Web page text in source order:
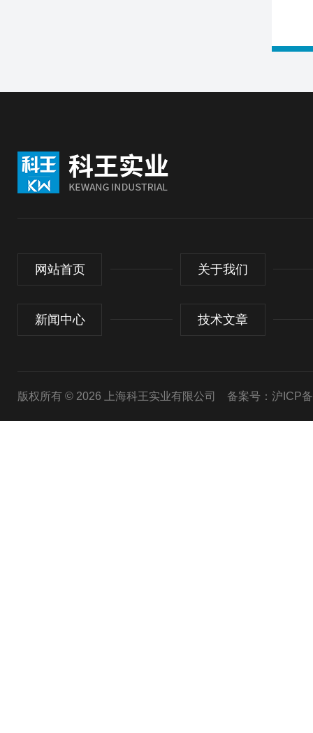
网站首页 关于我们
新闻中心 技术文章
版权所有 © 2026 上海科王实业有限公司 备案号：沪ICP